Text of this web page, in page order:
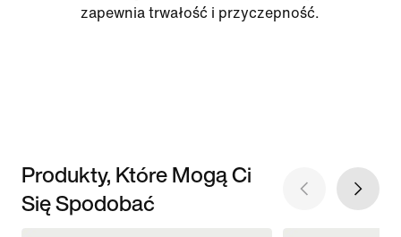
zapewnia trwałość i przyczepność.
Produkty, Które Mogą Ci
Się Spodobać